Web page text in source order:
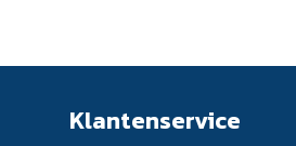
Klantenservice